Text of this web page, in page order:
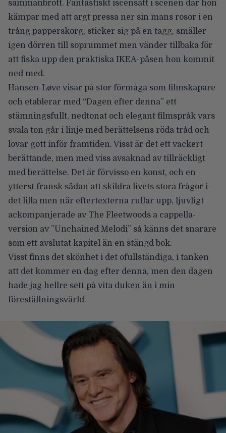
sammanbrott. Fantastiskt iscensatt i scenen där hon
kämpar med att argt pressa ner sin mans rosor i en
trång papperskorg, sticker sig på en tagg, smäller
igen dörren till soprummet men vänder tillbaka för
att fiska upp den praktiska IKEA-påsen hon kommit
ned med.
Hansen-Løve visar på stor förmåga som filmskapare
och etablerar med “Dagen efter denna” ett
stämningsfullt, nedtonat och elegant filmspråk vars
svala ton går i linje med berättelsens röda tråd och
lovar gott inför framtiden. Visst är det ett vackert
berättande, men med viss avsaknad av tillräckligt
med berättelse. Det är förvisso en konst, och en
ytterst fransk sådan att skildra livets stora frågor i
det lilla men när eftertexterna rullar upp, ljuvligt
ackompanjerade av The Fleetwoods a cappella-
version av ”Unchained Melodi” så känns det snarare
som ett avslutat kapitel än en stängd bok.
Visst finns det skönhet i det ofullständiga, i tanken
att det kommer en dag efter denna, men den dagen
hade jag hellre sett på vita duken än i min
föreställningsvärld.